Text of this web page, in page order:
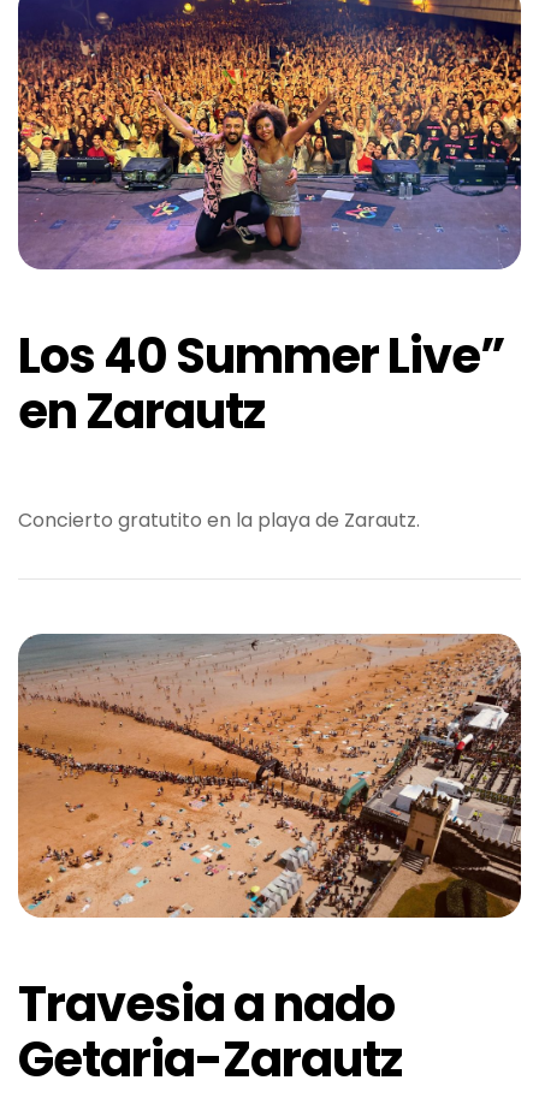
Los 40 Summer Live”
en Zarautz
Concierto gratutito en la playa de Zarautz.
Travesia a nado
Getaria-Zarautz